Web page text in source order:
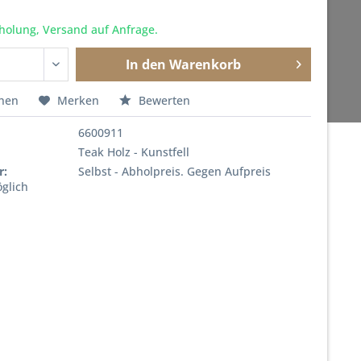
Versand auf Anfrage.
In den Warenkorb
Merken Bewerten
6600911
Teak Holz - Kunstfell
Selbst - Abholpreis. Gegen Aufpreis